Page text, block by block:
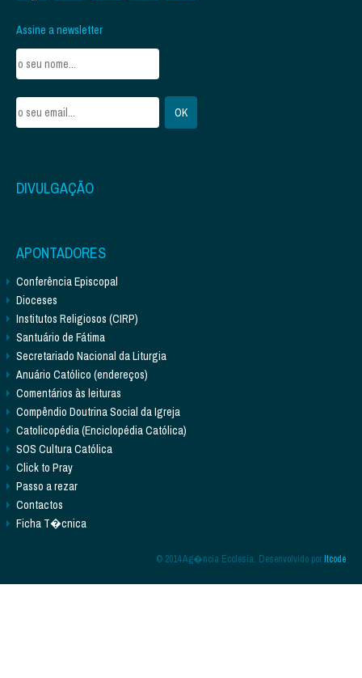
Assine a newsletter
DIVULGAÇÃO
APONTADORES
Conferência Episcopal
Dioceses
Institutos Religiosos (CIRP)
Santuário de Fátima
Secretariado Nacional da Liturgia
Anuário Católico (endereços)
Comentários às leituras
Compêndio Doutrina Social da Igreja
Catolicopédia (Enciclopédia Católica)
SOS Cultura Católica
Click to Pray
Passo a rezar
Contactos
Ficha T�cnica
© 2014 Ag�ncia Ecclesia. Desenvolvido porItcode